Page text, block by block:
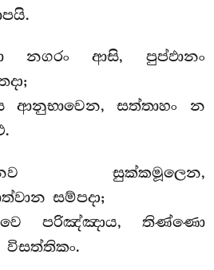
නගරං ආසි, පුප්ඵානං
ආනුභාවෙන, සත්තාහං න
සුක්කමූලෙන,
සම්පදා;
පරිඤ්ඤාය, තිණ්ණො